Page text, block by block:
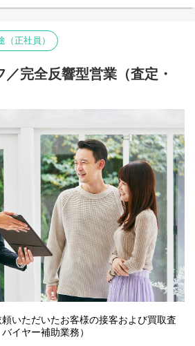
）
やすい環境がありますので、積極的な
す。
や間接部門出身者、また中途採用で入
、
なメンバーで構成されていることが事業
や失敗があると思いますが、トライ＆
成長を続けていけることと思います。
活かしながらもチーム力を大事に、事
していき、大きな事業ミッション達成
べての人を大切にすることが事業方針
共に会社の新たな挑戦を成功に繋げてい
月に一部組織編成を行い、東証プライム
ベンチャーとして新規事業を担ってい
扱品目が多いことが強みとなってお
てより専門性を高めるために
す。
修を受講後、徐々に査定業務の経験を
ステムも充実しており、査定経験のな
るため、先輩や周囲のサポートを受け
ことができます。
務にあたり、その後は本人の適性や意
リスト職など目標を設定し目指してい
グループ長→グループ長→課長
フバイヤー→統括バイヤー
）雑貨・インテリア用品等の査定業
（正社員）
完全反響型営業（査定・
いただいたお客様の接客および買取査
イヤー補助業務）